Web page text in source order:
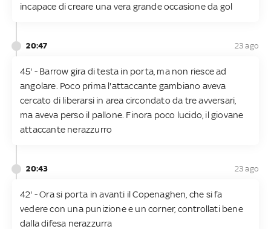
incapace di creare una vera grande occasione da gol
20:47 23 ago
45' - Barrow gira di testa in porta, ma non riesce ad
angolare. Poco prima l'attaccante gambiano aveva
cercato di liberarsi in area circondato da tre avversari,
ma aveva perso il pallone. Finora poco lucido, il giovane
attaccante nerazzurro
20:43 23 ago
42' - Ora si porta in avanti il Copenaghen, che si fa
vedere con una punizione e un corner, controllati bene
dalla difesa nerazzurra